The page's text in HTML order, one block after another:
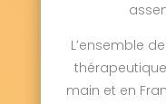
L’ensemble
main et en